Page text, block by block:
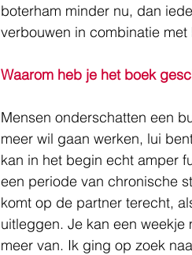
boterham minder nu, dan
verbouwen in combinatie met
Waarom heb je het boek
Mensen onderschatten een
meer wil gaan werken, lui
kan in het begin echt amper
een periode van chronische
komt op de partner terecht,
uitleggen. Je kan een
meer van. Ik ging op zoek